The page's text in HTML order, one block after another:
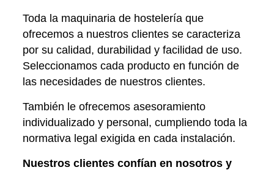
Toda la maquinaria de hostelería que
ofrecemos a nuestros clientes se caracteriza
por su calidad, durabilidad y facilidad de uso.
Seleccionamos cada producto en función de
las necesidades de nuestros clientes.
También le ofrecemos asesoramiento
individualizado y personal, cumpliendo toda la
normativa legal exigida en cada instalación.
Nuestros clientes confían en nosotros y